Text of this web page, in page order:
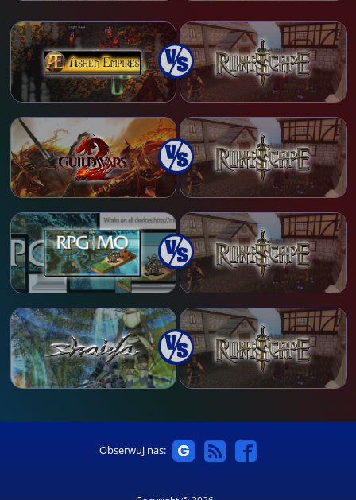
Obserwuj nas: